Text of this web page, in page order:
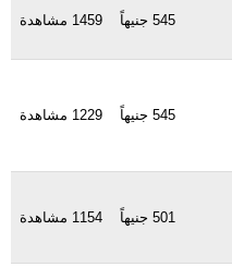
545 جنيهاً 1459 مشاهدة
545 جنيهاً 1229 مشاهدة
501 جنيهاً 1154 مشاهدة